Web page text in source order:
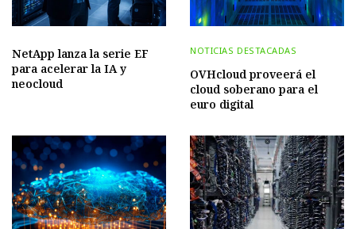
NetApp lanza la serie EF
para acelerar la IA y
neocloud
NOTICIAS DESTACADAS
OVHcloud proveerá el
cloud soberano para el
euro digital